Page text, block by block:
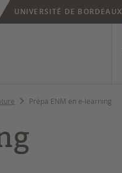
UNIVERSITÉ DE BORDEAUX
Prépa ENM en e-learning